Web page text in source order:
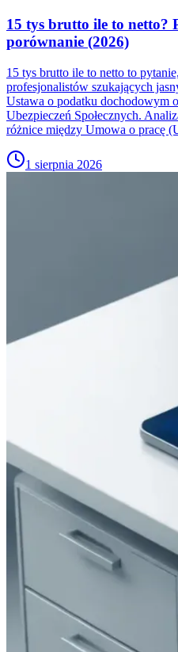
15 tys brutto ile to netto?
porównanie (2026)
15 tys brutto ile to netto to
profesjonalistów szukających
Ustawa o podatku dochodowym
Ubezpieczeń Społecznych.
różnice między Umowa o pracę
1 sierpnia 2026